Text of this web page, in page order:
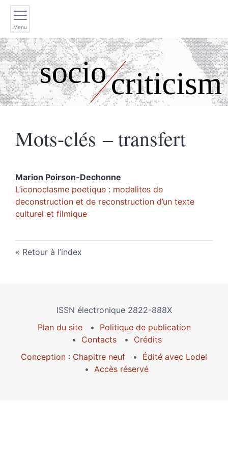
Menu
Mots-clés – transfert
Marion Poirson-Dechonne
L’iconoclasme poetique : modalites de
deconstruction et de reconstruction d’un texte
culturel et filmique
Retour à l’index
ISSN électronique 2822-888X
Plan du site
Politique de publication
Contacts
Crédits
Conception : Chapitre neuf
Édité avec Lodel
Accès réservé